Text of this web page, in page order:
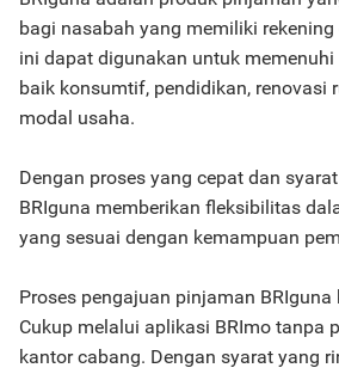
bagi nasabah yang memiliki rekening
ini dapat digunakan untuk
baik konsumtif, pendidikan, renovasi
modal usaha.
Dengan proses yang cepat dan
BRIguna memberikan fleksibilitas
yang sesuai dengan kemampuan
Proses pengajuan pinjaman
Cukup melalui aplikasi BRImo tanpa
kantor cabang. Dengan syarat yang